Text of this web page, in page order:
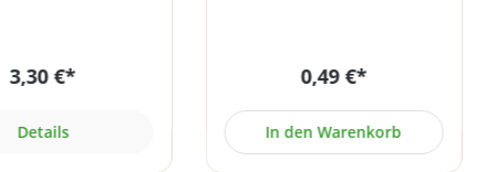
Aufbewahrung von
Whey-
3,30 €*
Details
2,5 ml, die andere Seite 5 ml.
Hergestellt unter
Reinraumbedingungen und
0,49 €*
In den Warenkorb